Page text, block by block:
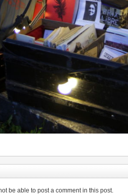
be able to post a comment in this post.